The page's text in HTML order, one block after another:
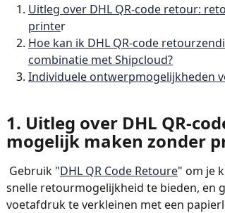
Uitleg over DHL QR-code retour:
printer
Hoe kan ik DHL QR-code
combinatie met Shipcloud?
Individuele ontwerpmogelijkheden
1. Uitleg over DHL QR-
mogelijk maken zonder
Gebruik "DHL QR Code Retoure" om je
snelle retourmogelijkheid te bieden, en
voetafdruk te verkleinen met een